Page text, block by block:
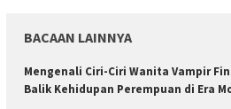
BACAAN LAINNYA
Mengenali Ciri-Ciri Wanita Vampir
Balik Kehidupan Perempuan di Era